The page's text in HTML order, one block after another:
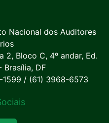
Nacional dos Auditores
2, Bloco C, 4º andar, Ed.
DF
/ (61) 3968-6573